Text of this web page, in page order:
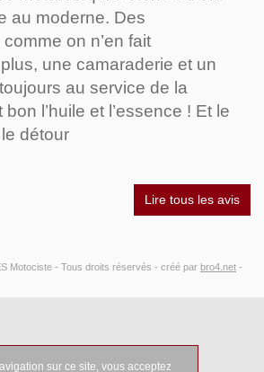
au moderne. Des
on n’en fait
une camaraderie et un
au service de la
l’huile et l’essence ! Et le
détour
Lire tous les avis
Motociste - Tous droits réservés - créé par bro4.net -
sur ce site, vous acceptez